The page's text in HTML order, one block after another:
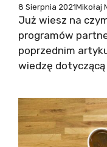
8 Sierpnia 2021Mikołaj
Już wiesz na
programów
poprzednim
wiedzę dotyczącą